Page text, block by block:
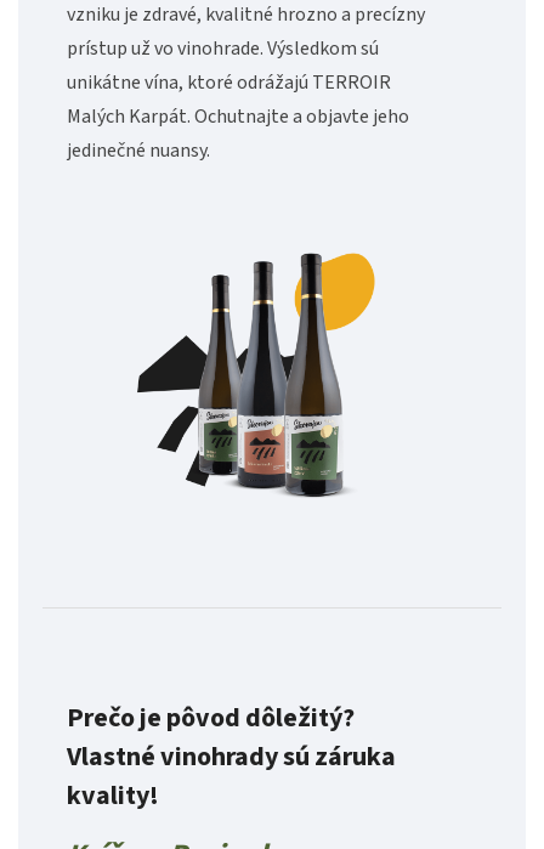
vzniku je zdravé, kvalitné hrozno a precízny
prístup už vo vinohrade. Výsledkom sú
unikátne vína, ktoré odrážajú TERROIR
Malých Karpát. Ochutnajte a objavte jeho
jedinečné nuansy.
Prečo je pôvod dôležitý?
Vlastné vinohrady sú záruka
kvality!